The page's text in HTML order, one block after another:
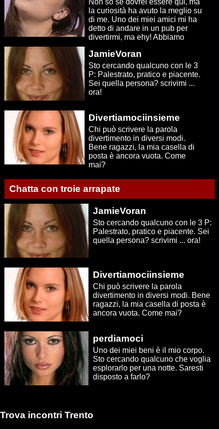
Non so se dovrei essere qui, ma
la curiosità ha avuto la meglio su
di me. Uno dei miei amici mi ha
detto di andare in un pub per
divertirmi, ma ehy! Abbiamo
JamieVoran
Sto cercando qualcuno con le 3
P: Palestrato, pratico e piacente.
Sei quella persona? scrivimi ...
ora!
Divertiamociinsieme
Chi può scrivere la parola
divertimento in diversi modi.
Bene ragazzi, la mia casella di
posta è ancora vuota. Come
mai?
Chatta con troie arrapate
JamieVoran
Sto cercando qualcuno con le 3 P:
Palestrato, pratico e piacente. Sei
quella persona? scrivimi ... ora!
Divertiamociinsieme
Chi può scrivere la parola
divertimento in diversi modi. Bene
ragazzi, la mia casella di posta è
ancora vuota. Come mai?
perdiamoci
Uno dei miei beni è il mio corpo.
Sto cercando qualcuno che voglia
esplorarlo per una notte. Saresti
disposto a farlo?
Trova incontri Trento